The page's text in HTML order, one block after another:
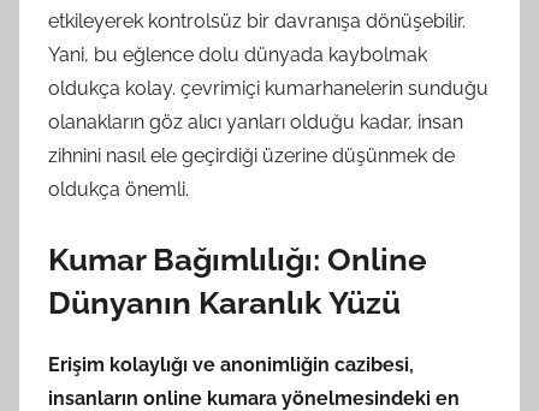
etkileyerek kontrolsüz bir davranışa dönüşebilir.
Yani, bu eğlence dolu dünyada kaybolmak
oldukça kolay. çevrimiçi kumarhanelerin sunduğu
olanakların göz alıcı yanları olduğu kadar, insan
zihnini nasıl ele geçirdiği üzerine düşünmek de
oldukça önemli.
Kumar Bağımlılığı: Online
Dünyanın Karanlık Yüzü
Erişim kolaylığı ve anonimliğin cazibesi,
insanların online kumara yönelmesindeki en